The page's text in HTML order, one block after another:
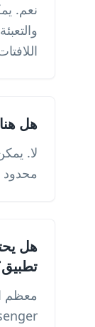
نعم.
هل
هل
معظم